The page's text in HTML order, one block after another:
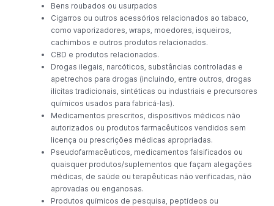
Bens roubados ou usurpados
Cigarros ou outros acessórios relacionados ao tabaco,
como vaporizadores, wraps, moedores, isqueiros,
cachimbos e outros produtos relacionados.
CBD e produtos relacionados.
Drogas ilegais, narcóticos, substâncias controladas e
apetrechos para drogas (incluindo, entre outros, drogas
ilícitas tradicionais, sintéticas ou industriais e precursores
químicos usados ​​para fabricá-las).
Medicamentos prescritos, dispositivos médicos não
autorizados ou produtos farmacêuticos vendidos sem
licença ou prescrições médicas apropriadas.
Pseudofarmacêuticos, medicamentos falsificados ou
quaisquer produtos/suplementos que façam alegações
médicas, de saúde ou terapêuticas não verificadas, não
aprovadas ou enganosas.
Produtos químicos de pesquisa, peptídeos ou